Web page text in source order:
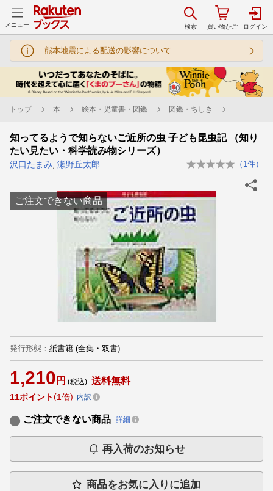
メニュー
熊本地震による配送の影響について
トップ 本 絵本・児童書・図鑑 図鑑・ちしき
知ってるようで知らないご近所の虫 子ども昆虫記 （知り
たい見たい・科学読み物シリーズ）
沢口たまみ 瀬野丘太郎 （ 1 件）
ご注文できない商品
発行形態 ： 紙書籍 (全集・双書)
1,210 円 (税込) 送料無料
11ポイント 1倍 内訳
ご注文できない商品 詳細
再入荷のお知らせ
商品をお気に入りに追加